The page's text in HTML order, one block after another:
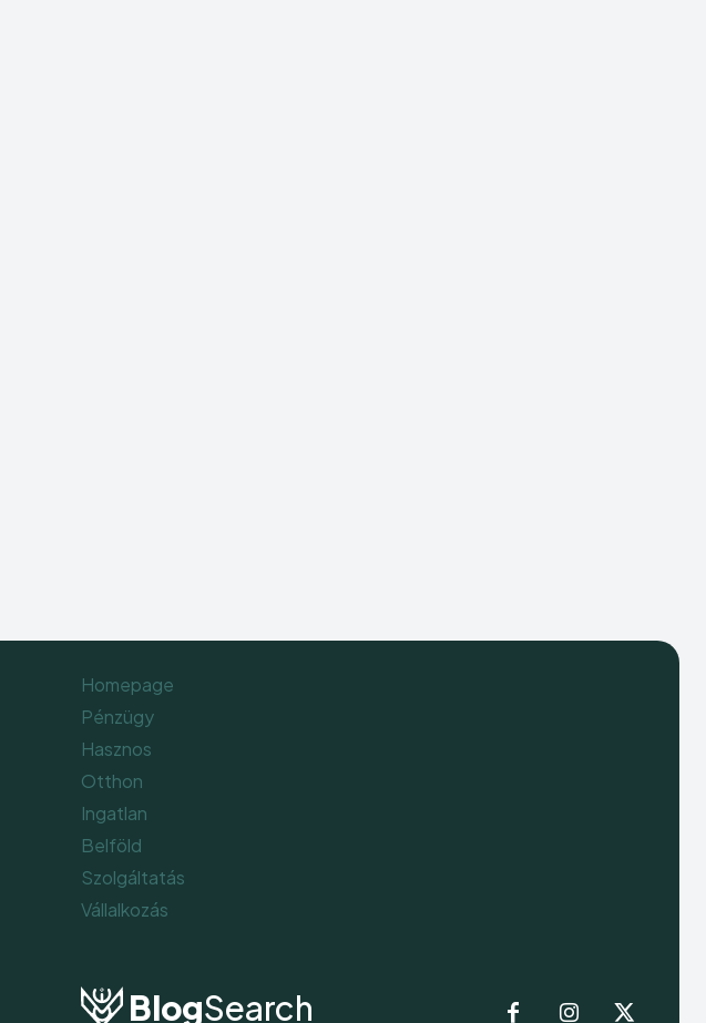
Homepage
Pénzügy
Hasznos
Otthon
Ingatlan
Belföld
Szolgáltatás
Vállalkozás
BlogSearch